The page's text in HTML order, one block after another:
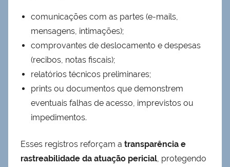
comunicações com as partes (e-mails,
mensagens, intimações);
comprovantes de deslocamento e despesas
(recibos, notas fiscais);
relatórios técnicos preliminares;
prints ou documentos que demonstrem
eventuais falhas de acesso, imprevistos ou
impedimentos.
Esses registros reforçam a transparência e
rastreabilidade da atuação pericial, protegendo